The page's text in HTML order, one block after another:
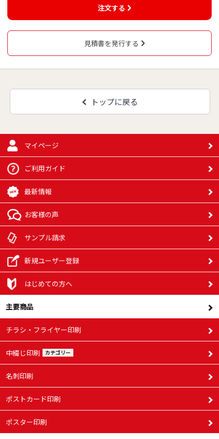
注文する
見積書を発行する
トップに戻る
マイページ
ご利用ガイド
最新情報
お客様の声
サンプル請求
新規ユーザー登録
はじめての方へ
主要商品
チラシ・フライヤー印刷
中綴じ印刷 カテゴリー
名刺印刷
ポストカード印刷
ポスター印刷